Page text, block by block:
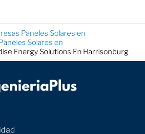
Paneles Solares en
Solares en
Energy Solutions En Harrisonburg